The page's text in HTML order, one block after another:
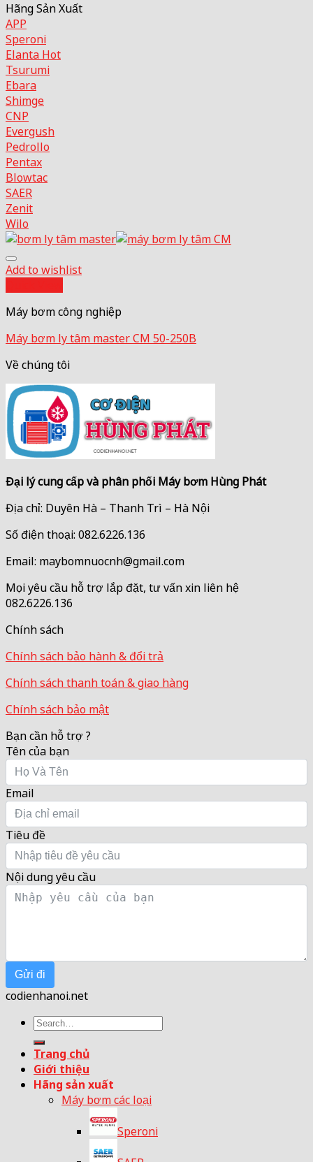
Hãng Sản Xuất
APP
Speroni
Elanta
Tsurumi
Ebara
Shimge
CNP
Evergush
Pedrollo
Pentax
Blowtac
SAER
Zenit
Wilo
Add to wishlist
Máy bơm công nghiệp
Máy bơm ly tâm master CM 50-250B
Về chúng tôi
Đại lý cung cấp và phân phối Máy bơm Hùng Phát
Địa chỉ: Duyên Hà – Thanh Trì – Hà Nội
Số điện thoại: 082.6226.136
Email: maybomnuocnh@gmail.com
Mọi yêu cầu hỗ trợ lắp đặt, tư vấn xin liên hệ
082.6226.136
Chính sách
Chính sách bảo hành & đổi trả
Chính sách thanh toán & giao hàng
Chính sách bảo mật
Bạn cần hỗ trợ ?
Tên của bạn
Email
Tiêu đề
Nội dung yêu cầu
Gửi đi
codienhanoi.net
Search
for:
Trang chủ
Giới thiệu
Hãng sản xuất
Máy bơm các loại
Speroni